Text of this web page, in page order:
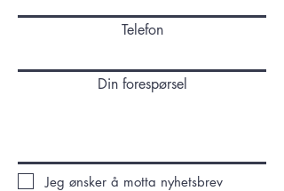
Telefon
Din forespørsel
Jeg ønsker å motta nyhetsbrev